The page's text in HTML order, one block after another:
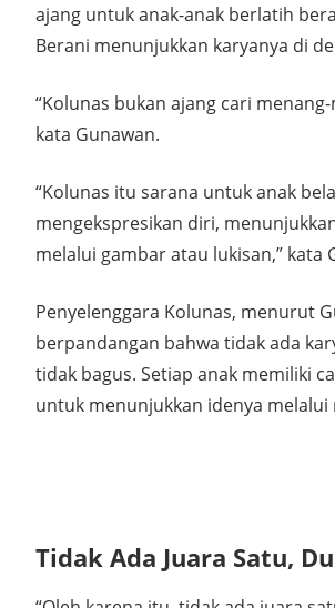
ajang untuk anak-anak berlatih
Berani menunjukkan karyanya di
“Kolunas bukan ajang cari
kata Gunawan.
“Kolunas itu sarana untuk anak
mengekspresikan diri,
melalui gambar atau lukisan,” kata
Penyelenggara Kolunas, menurut
berpandangan bahwa tidak ada
tidak bagus. Setiap anak memiliki
untuk menunjukkan idenya melalui
Tidak Ada Juara Satu,